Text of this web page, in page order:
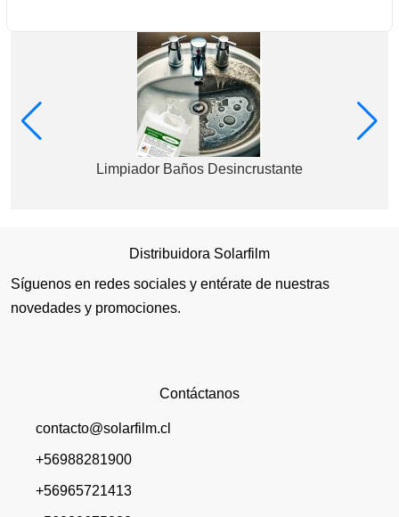
Limpiador Baños Desincrustante
Distribuidora Solarfilm
Síguenos en redes sociales y entérate de nuestras
novedades y promociones.
Contáctanos
contacto@solarfilm.cl
+56988281900
+56965721413